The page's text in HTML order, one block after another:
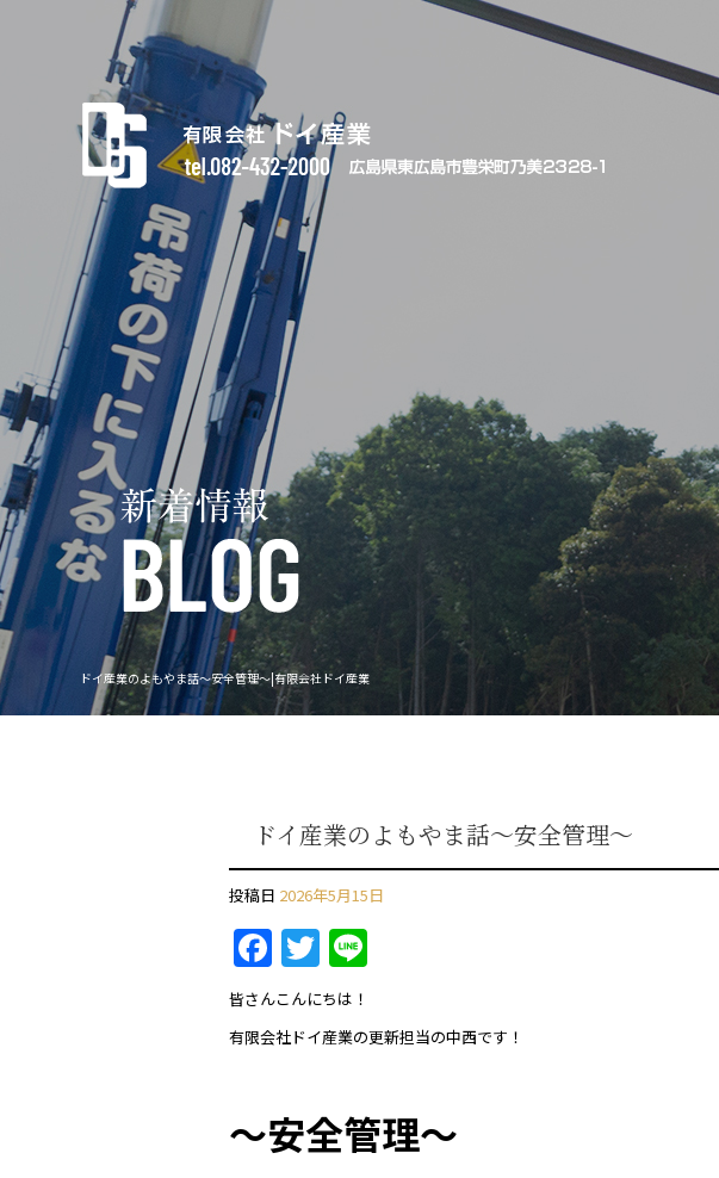
ドイ産業のよもやま話～安全管理～|有限会社ドイ産業
ドイ産業のよもやま話～安全管理～
投稿日 2026年5月15日
F
a
c
e
o
T
w
itt
er
e
皆さんこんにちは！
有限会社ドイ産業の更新担当の中西です！
～安全管理～